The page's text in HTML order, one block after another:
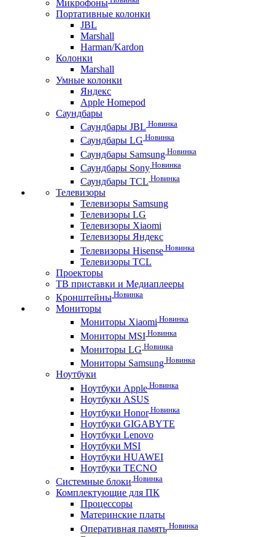
Микрофоны
Портативные колонки
JBL
Marshall
Harman/Kardon
Колонки
Marshall
Умные колонки
Яндекс
Apple Homepod
Саундбары
Саундбары JBL Новинка
Саундбары LG Новинка
Саундбары Samsung Новинка
Саундбары Sony Новинка
Саундбары TCL Новинка
Телевизоры
Телевизоры Samsung
Телевизоры LG
Телевизоры Xiaomi
Телевизоры Яндекс
Телевизоры Hisense Новинка
Телевизоры TCL
Проекторы
ТВ приставки и Медиаплееры
Кронштейны Новинка
Мониторы
Мониторы Xiaomi Новинка
Мониторы MSI Новинка
Мониторы LG Новинка
Мониторы Samsung Новинка
Ноутбуки
Ноутбуки Apple Новинка
Ноутбуки ASUS
Ноутбуки HonorНовинка
Ноутбуки GIGABYTE
Ноутбуки Lenovo
Ноутбуки MSI
Ноутбуки HUAWEI
Ноутбуки TECNO
Системные блоки Новинка
Комплектующие для ПК
Процессоры
Материнские платы
Оперативная память Новинка